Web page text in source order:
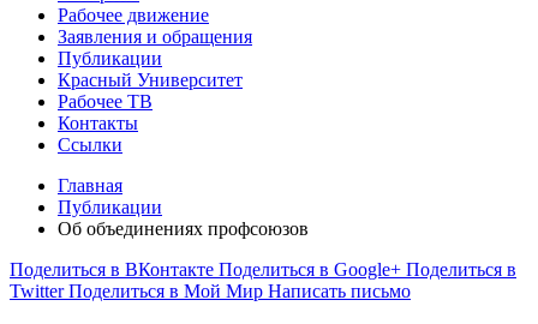
Рабочее движение
Заявления и обращения
Публикации
Красный Университет
Рабочее ТВ
Контакты
Ссылки
Главная
Публикации
Об объединениях профсоюзов
Поделиться в ВКонтакте Поделиться в Google+ Поделиться в
Twitter Поделиться в Мой Мир Написать письмо